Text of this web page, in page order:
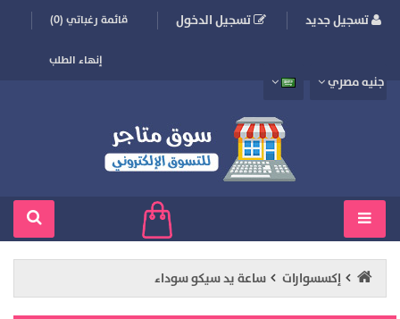
تسجيل جديد تسجيل الدخول قائمة رغباتي (0)
إنهاء الطلب
جنيه مصري
إكسسوارات ساعة يد سيكو سوداء